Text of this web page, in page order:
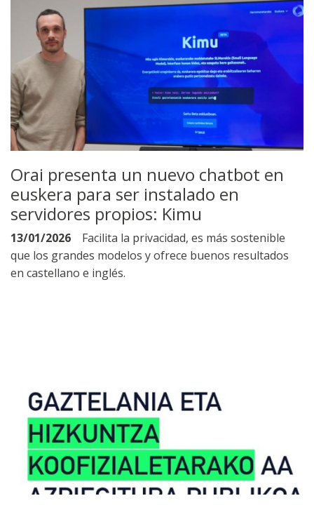
Orai presenta un nuevo chatbot en
euskera para ser instalado en
servidores propios: Kimu
13/01/2026
Facilita la privacidad, es más sostenible
que los grandes modelos y ofrece buenos resultados
en castellano e inglés.